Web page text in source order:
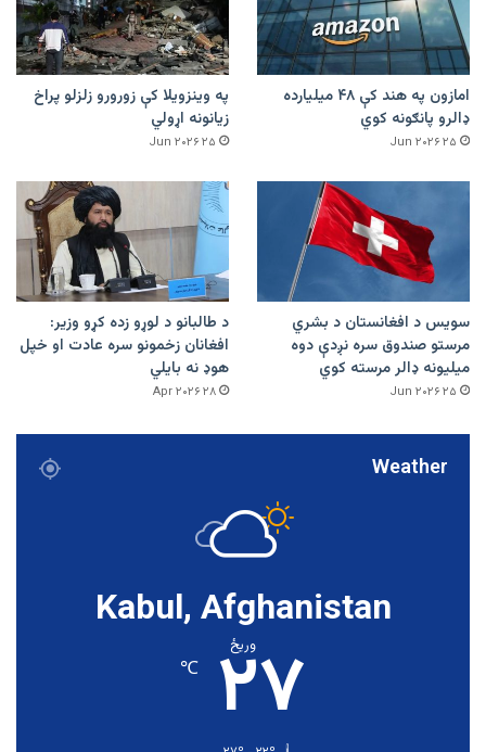
امازون په هند کې ۴۸ میلیارده
ډالرو پانګونه کوي
۲۵ Jun ۲۰۲۶
په وینزویلا کې زورورو زلزلو پراخ
زیانونه اړولي
۲۵ Jun ۲۰۲۶
سویس د افغانستان د بشري
مرستو صندوق سره نږدې دوه
میلیونه ډالر مرسته کوي
۲۵ Jun ۲۰۲۶
د طالبانو د لوړو زده کړو وزیر:
افغانان زخمونو سره عادت او خپل
هوډ نه بایلي
۲۸ Apr ۲۰۲۶
Weather
Kabul, Afghanistan
وریځ
۲۷ ℃